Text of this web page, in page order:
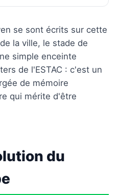
Stade de l'Aube
actuelle
Stade de l'Aube
les visiteurs
se sont écrits sur cette
la ville, le stade de
simple enceinte
de l'ESTAC : c'est un
de mémoire
qui mérite d'être
du